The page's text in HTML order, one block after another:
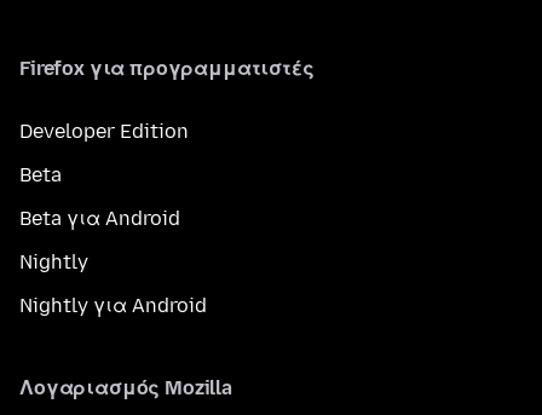
Firefox για προγραμματιστές
Developer Edition
Beta
Beta για Android
Nightly
Nightly για Android
Λογαριασμός Mozilla